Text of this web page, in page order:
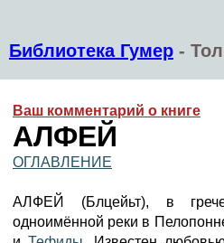
Библиотека Гумер -
Ваш комментарий о книге
АЛФЕЙ
ОГЛАВЛЕНИЕ
АЛФЕЙ (Блцейьт), в
одноимённой реки в